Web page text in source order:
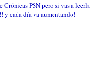
PSN pero si vas a leerla
y cada día va aumentando!